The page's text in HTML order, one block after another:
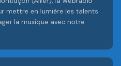
mettre en lumière les talents
la musique avec notre